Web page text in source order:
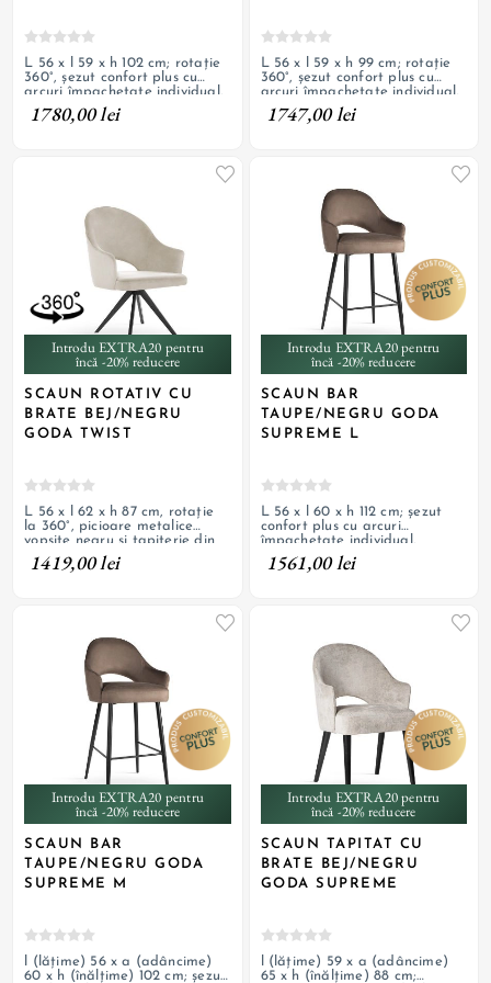
L 56 x l 59 x h 102 cm; rotație
360°, șezut confort plus cu
arcuri împachetate individual,
tapițerie cu textil de catifea și
picioare de oțel vopsit negru;
1780,00 lei
L 56 x l 59 x h 99 cm; rotație
360°, șezut confort plus cu
arcuri împachetate individual,
tapițerie cu textil de catifea și
picioare de oțel vopsit negru;
1747,00 lei
Introdu EXTRA20 pentru
încă -20% reducere
SCAUN ROTATIV CU
BRATE BEJ/NEGRU
GODA TWIST
L 56 x l 62 x h 87 cm, rotație
la 360°, picioare metalice
vopsite negru și tapițerie din
material textil; personalizabil
1419,00 lei
Introdu EXTRA20 pentru
încă -20% reducere
SCAUN BAR
TAUPE/NEGRU GODA
SUPREME L
L 56 x l 60 x h 112 cm; șezut
confort plus cu arcuri
împachetate individual,
tapițerie cu textil de catifea și
picioare de oțel vopsit negru;
1561,00 lei
Introdu EXTRA20 pentru
încă -20% reducere
SCAUN BAR
TAUPE/NEGRU GODA
SUPREME M
l (lățime) 56 x a (adâncime)
60 x h (înălțime) 102 cm; șezut
Introdu EXTRA20 pentru
încă -20% reducere
SCAUN TAPITAT CU
BRATE BEJ/NEGRU
GODA SUPREME
l (lățime) 59 x a (adâncime)
65 x h (înălțime) 88 cm;